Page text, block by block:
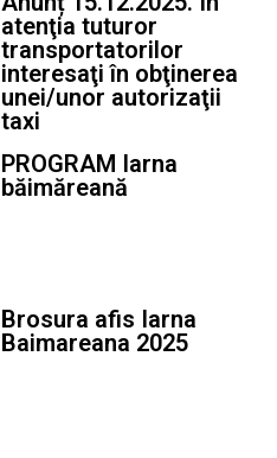
atenţia tuturor
transportatorilor
interesaţi în obţinerea
unei/unor autorizaţii
taxi
PROGRAM Iarna
băimăreană
Brosura afis Iarna
Baimareana 2025